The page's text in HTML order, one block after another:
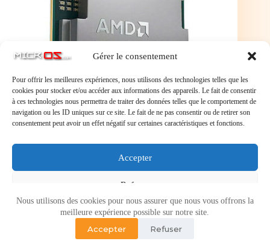
Gérer le consentement
Pour offrir les meilleures expériences, nous utilisons des technologies telles que les
cookies pour stocker et/ou accéder aux informations des appareils. Le fait de consentir
à ces technologies nous permettra de traiter des données telles que le comportement de
navigation ou les ID uniques sur ce site. Le fait de ne pas consentir ou de retirer son
consentement peut avoir un effet négatif sur certaines caractéristiques et fonctions.
Accepter
Refuser
Voir les préférences
Politique de cookiesPolitique de confidentialité
Nous utilisons des cookies pour nous assurer que nous vous offrons la
meilleure expérience possible sur notre site.
Accepter Refuser
Cache 140 Mo 4 nm TDP 120W (version boîte sans
ventilateur).